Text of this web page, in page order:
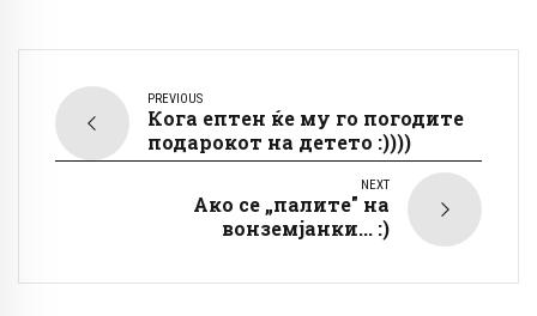
PREVIOUS
Кога ептен ќе му го погодите
подарокот на детето :))))
NEXT
Ако се „палите" на
вонземјанки... :)